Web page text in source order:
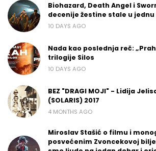
Biohazard, Death Angel i
decenije žestine stale u jednu
10 DAYS AGO
Nada kao poslednja reč:
trilogije Silos
10 DAYS AGO
BEZ "DRAGI MOJI" - Lidija
(SOLARIS) 2017
4 MONTHS AGO
Miroslav Stašić o filmu i
posvećenim Zvoncekovoj